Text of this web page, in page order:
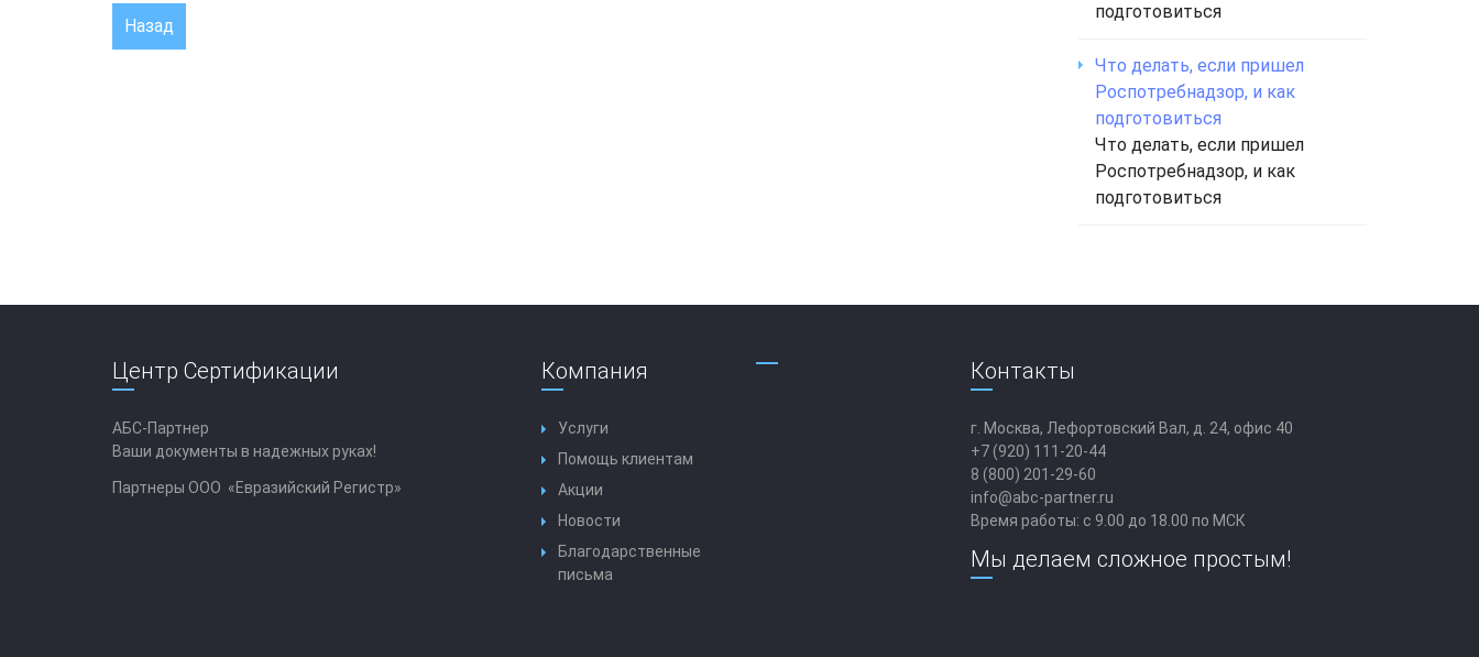
Назад
подготовиться
Что делать, если пришел
Роспотребнадзор, и как
подготовиться
Что делать, если пришел
Роспотребнадзор, и как
подготовиться
Центр Сертификации
АБС-Партнер
Ваши документы в надежных руках!
Партнеры ООО «Евразийский Регистр»
Компания
Услуги
Помощь клиентам
Акции
Новости
Благодарственные
письма
Контакты
г. Москва, Лефортовский Вал, д. 24, офис 40
+7 (920) 111-20-44
8 (800) 201-29-60
info@abc-partner.ru
Время работы: с 9.00 до 18.00 по МСК
Мы делаем сложное простым!